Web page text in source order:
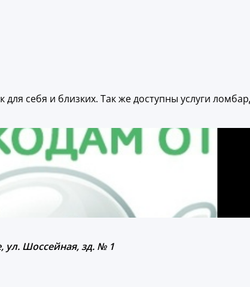
себя и близких. Так же доступны услуги
ул. Шоссейная, зд. № 1